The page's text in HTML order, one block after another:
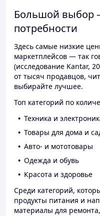
Большой выбор
потребности
Здесь самые низкие
маркетплейсов — так
(исследование Kantar,
от тысяч продавцов,
выбирайте лучшее.
Топ категорий по
Техника и
Товары для дома и
Авто- и мототовары
Одежда и обувь
Красота и здоровье
Среди категорий,
продукты питания и
материалы для